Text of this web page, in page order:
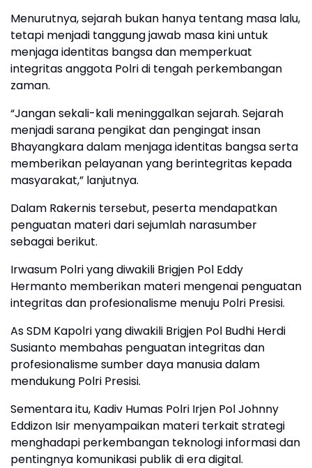
Menurutnya, sejarah bukan hanya tentang masa lalu,
tetapi menjadi tanggung jawab masa kini untuk
menjaga identitas bangsa dan memperkuat
integritas anggota Polri di tengah perkembangan
zaman.
“Jangan sekali-kali meninggalkan sejarah. Sejarah
menjadi sarana pengikat dan pengingat insan
Bhayangkara dalam menjaga identitas bangsa serta
memberikan pelayanan yang berintegritas kepada
masyarakat,” lanjutnya.
Dalam Rakernis tersebut, peserta mendapatkan
penguatan materi dari sejumlah narasumber
sebagai berikut.
Irwasum Polri yang diwakili Brigjen Pol Eddy
Hermanto memberikan materi mengenai penguatan
integritas dan profesionalisme menuju Polri Presisi.
As SDM Kapolri yang diwakili Brigjen Pol Budhi Herdi
Susianto membahas penguatan integritas dan
profesionalisme sumber daya manusia dalam
mendukung Polri Presisi.
Sementara itu, Kadiv Humas Polri Irjen Pol Johnny
Eddizon Isir menyampaikan materi terkait strategi
menghadapi perkembangan teknologi informasi dan
pentingnya komunikasi publik di era digital.